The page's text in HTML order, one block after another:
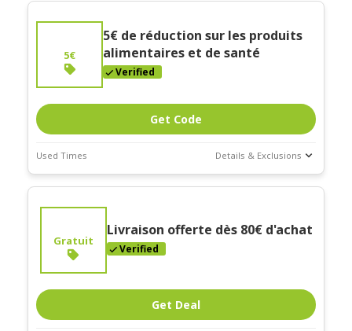
Expires:
"Commande minimum de 50€"
5€
5€ de réduction sur les produits
alimentaires et de santé
Verified
Get Code
Used Times Details & Exclusions
Deal Stats
Expires:
Coupon Description
"Commande minimum de 30€"
Gratuit
Livraison offerte dès 80€ d'achat
Verified
Get Deal